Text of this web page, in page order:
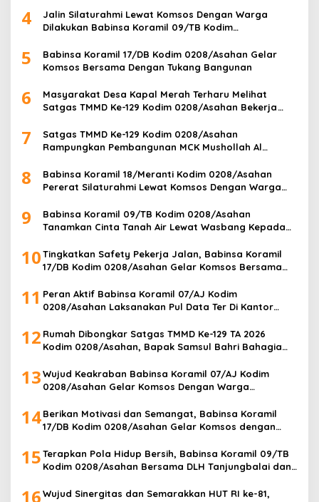
4
Jalin Silaturahmi Lewat Komsos Dengan Warga
Dilakukan Babinsa Koramil 09/TB Kodim
5
Babinsa Koramil 17/DB Kodim 0208/Asahan Gelar
Komsos Bersama Dengan Tukang Bangunan
6
Masyarakat Desa Kapal Merah Terharu Melihat
Satgas TMMD Ke-129 Kodim 0208/Asahan Bekerja
7
Satgas TMMD Ke-129 Kodim 0208/Asahan
Rampungkan Pembangunan MCK Mushollah Al
8
Babinsa Koramil 18/Meranti Kodim 0208/Asahan
Pererat Silaturahmi Lewat Komsos Dengan Warga
9
Babinsa Koramil 09/TB Kodim 0208/Asahan
Tanamkan Cinta Tanah Air Lewat Wasbang Kepada
10Tingkatkan Safety Pekerja Jalan, Babinsa Koramil
17/DB Kodim 0208/Asahan Gelar Komsos Bersama
11 Peran Aktif Babinsa Koramil 07/AJ Kodim
0208/Asahan Laksanakan Pul Data Ter Di Kantor
12 Rumah Dibongkar Satgas TMMD Ke-129 TA 2026
Kodim 0208/Asahan, Bapak Samsul Bahri Bahagia
13Wujud Keakraban Babinsa Koramil 07/AJ Kodim
0208/Asahan Gelar Komsos Dengan Warga
14Berikan Motivasi dan Semangat, Babinsa Koramil
17/DB Kodim 0208/Asahan Gelar Komsos dengan
15Terapkan Pola Hidup Bersih, Babinsa Koramil 09/TB
Kodim 0208/Asahan Bersama DLH Tanjungbalai dan
16Wujud Sinergitas dan Semarakkan HUT RI ke-81,